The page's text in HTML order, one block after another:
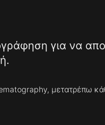
για να
μετατρέπω